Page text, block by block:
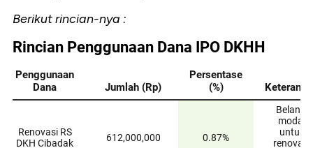
Berikut rincian-nya :